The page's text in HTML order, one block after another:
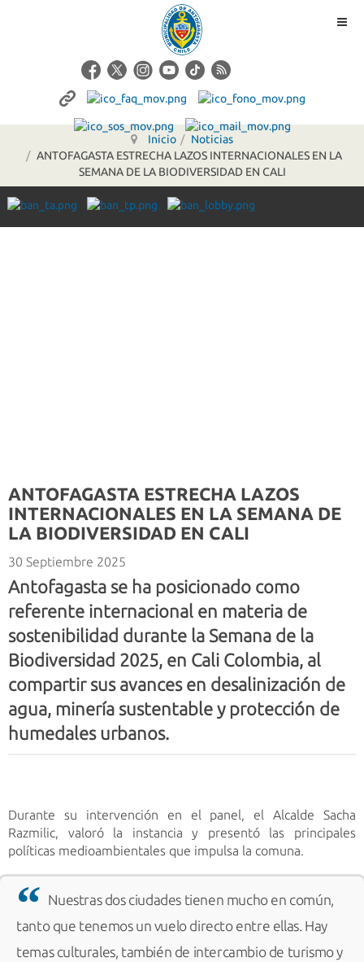
Inicio
Noticias
ANTOFAGASTA ESTRECHA LAZOS INTERNACIONALES EN LA
SEMANA DE LA BIODIVERSIDAD EN CALI
ANTOFAGASTA ESTRECHA LAZOS
INTERNACIONALES EN LA SEMANA DE
LA BIODIVERSIDAD EN CALI
30 Septiembre 2025
Antofagasta se ha posicionado como
referente internacional en materia de
sostenibilidad durante la Semana de la
Biodiversidad 2025, en Cali Colombia, al
compartir sus avances en desalinización de
agua, minería sustentable y protección de
humedales urbanos.
Durante su intervención en el panel, el Alcalde Sacha
Razmilic, valoró la instancia y presentó las principales
políticas medioambientales que impulsa la comuna.
Nuestras dos ciudades tienen mucho en común,
tanto que tenemos un vuelo directo entre ellas. Hay
temas culturales, también de intercambio de turismo y